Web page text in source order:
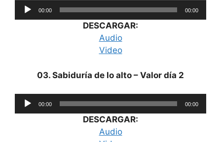
Reproductor
de
00:00 00:00
DESCARGAR:
Audio
Video
03. Sabiduría de lo alto – Valor día 2
Reproductor
de
00:00 00:00
DESCARGAR:
Audio